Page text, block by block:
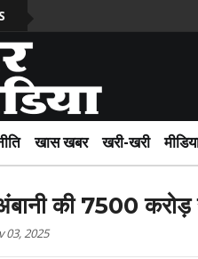
खास खबर खरी-खरी
की 7500 करोड़
03, 2025